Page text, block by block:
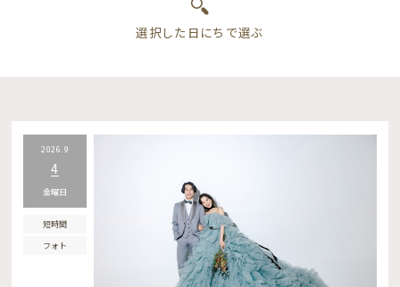
2026.9
4
金曜日
短時間
フォト